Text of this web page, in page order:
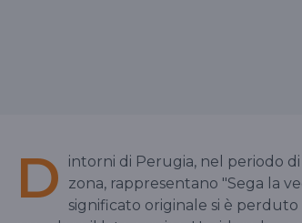
D
intorni di Perugia, nel periodo
zona, rappresentano "Sega la
significato originale si è